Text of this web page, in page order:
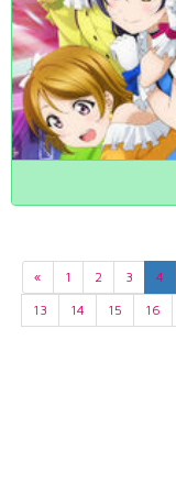
« 1 2 3 4
13
14 15 16